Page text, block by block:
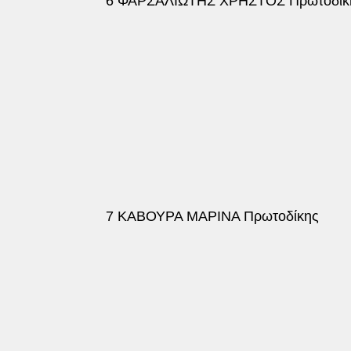
7 ΚΑΒΟΥΡΑ ΜΑΡΙΝΑ Πρωτοδίκης